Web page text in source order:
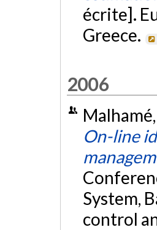
écrite].
Greece.
2006
On-line
System,
control